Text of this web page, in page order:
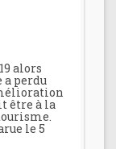
alors
a perdu
être à la
le 5